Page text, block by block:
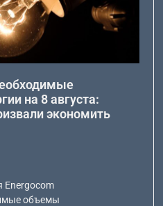
на 8 августа:
экономить
Energocom
объемы